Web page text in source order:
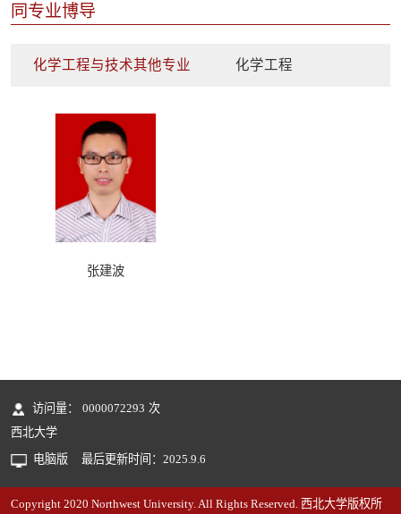
同专业博导
化学工程与技术其他专业 化学工程
张建波
访问量： 0000072293 次
西北大学
电脑版
最后更新时间： 2025.9.6
Copyright 2020 Northwest University. All Rights Reserved. 西北大学版权所